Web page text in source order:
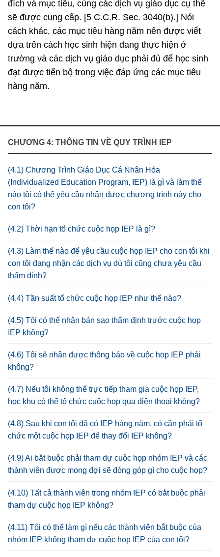
CHƯƠNG 4: THÔNG TIN VỀ QUY TRÌNH IEP
(4.1) Chương Trình Giáo Dục Cá Nhân Hóa
(Individualized Education Program, IEP) là gì và làm thế
nào tôi có thể yêu cầu nhận được chương trình này cho
con tôi?
(4.2) Thời hạn tổ chức cuộc họp IEP là gì?
(4.3) Làm thế nào để yêu cầu cuộc họp IEP cho con tôi khi
con tôi đang nhận các dịch vụ dù tôi cũng chưa yêu cầu
thẩm định?
(4.4) Tần suất tổ chức cuộc họp IEP như thế nào?
(4.5) Tôi có thể nhận bản sao thẩm định trước cuộc họp
IEP không?
(4.6) Tôi sẽ nhận được thông báo về cuộc họp IEP phải
không?
(4.7) Nếu tôi không thể trực tiếp tham gia cuộc họp IEP,
học khu có thể tổ chức cuộc họp qua điện thoại không?
(4.8) Sau khi con tôi đã có IEP hàng năm, có cần phải tổ
chức một cuộc họp IEP để thay đổi IEP không?
(4.9) Ai bắt buộc phải tham dự cuộc họp nhóm IEP và các
thành viên được mong đợi sẽ đóng góp gì cho cuộc họp?
(4.10) Tất cả thành viên trong nhóm IEP có bắt buộc phải
tham dự cuộc họp IEP không?
(4.11) Tôi có thể làm gì nếu các thành viên bắt buộc của
nhóm IEP không tham dự cuộc họp IEP của con tôi?
đích và mục tiêu, cùng các dịch vụ giáo dục cụ thể
sẽ được cung cấp. [5 C.C.R. Sec. 3040(b).] Nói
cách khác, các mục tiêu hàng năm nên được viết
dựa trên cách học sinh hiện đang thực hiện ở
trường và các dịch vụ giáo dục phải đủ để học sinh
đạt được tiến bộ trong việc đáp ứng các mục tiêu
hàng năm.